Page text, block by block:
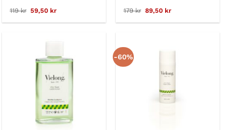
119kr Det
priset
59,50 krDet
priset
179kr Det
priset
89,50 krDet
priset
-60%